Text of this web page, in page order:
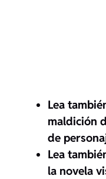
Lea
maldición
de
Lea
la novela